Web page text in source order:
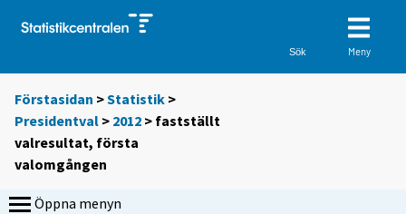
Sök Meny
Förstasidan >Statistik >
Presidentval > 2012 > fastställt
valresultat, första
valomgången
Öppna menyn